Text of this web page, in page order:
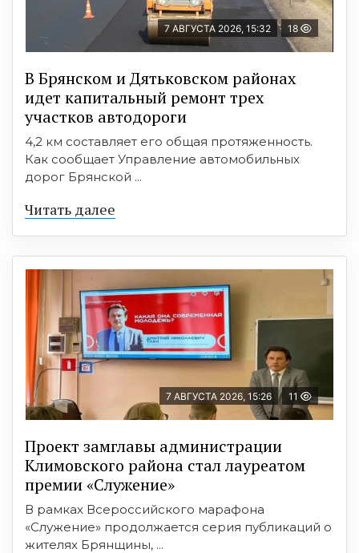
7 АВГУСТА 2026, 15:32 18
В Брянском и Дятьковском районах
идет капитальный ремонт трех
участков автодороги
4,2 км составляет его общая протяженность.
Как сообщает Управление автомобильных
дорог Брянской ...
Читать далее
7 АВГУСТА 2026, 15:26 11
Проект замглавы администрации
Климовского района стал лауреатом
премии «Служение»
В рамках Всероссийского марафона
«Служение» продолжается серия публикаций о
жителях Брянщины, ...